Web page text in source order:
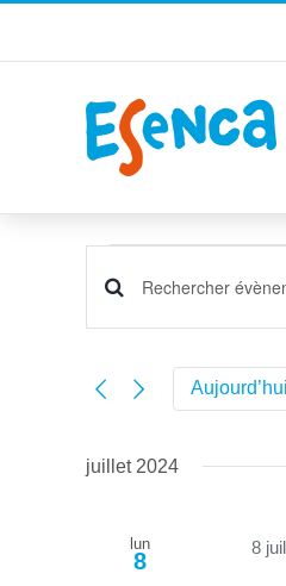
Recherche
et
navigation
de
Évènements
Saisir
mot-
Rechercher
mot-
Aujourd’hui
juillet 2024
lun
8
8